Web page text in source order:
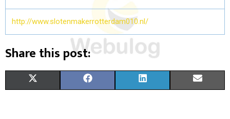
http://www.slotenmakerrotterdam010.nl/
Share this post: